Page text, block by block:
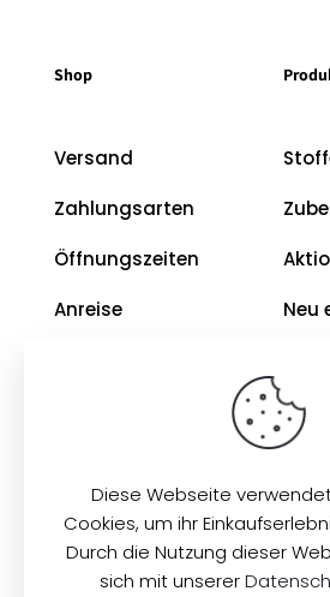
Shop
Versand
Zahlungsarten
Öffnungszeiten
Anreise
Datenschutz
Neu
Diese Webseite
Cookies, um ihr
Durch die Nutzung dieser
sich mit unserer